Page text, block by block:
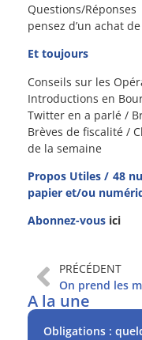
Questions/Réponses
pensez d’un achat de
Et toujours
Conseils sur les
Introductions en
Twitter en a parlé /
Brèves de fiscalité /
de la semaine
Propos Utiles / 48
papier et/ou
Abonnez-vous ici
PRÉCÉDENT
A la une
Obligations :